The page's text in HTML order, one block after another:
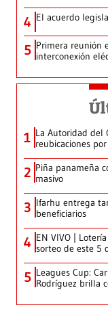
4 El acuerdo
5 Primera reunión
interconexión
1 La Autoridad del
reubicaciones
2 Piña panameña
masivo
3 Ifarhu entrega
beneficiarios
4 EN VIVO |
sorteo de este 5
5 Leagues Cup:
Rodríguez brilla